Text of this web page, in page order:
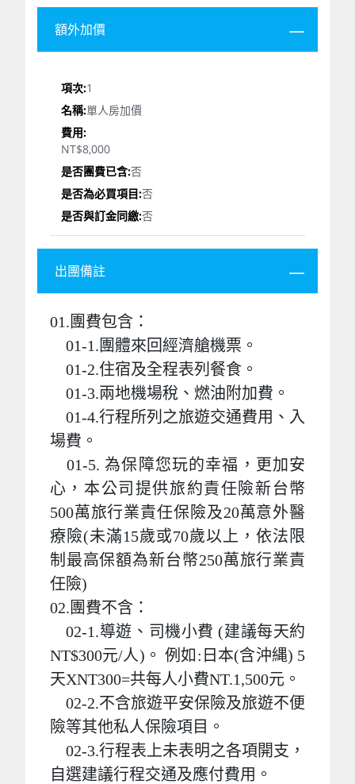
額外加價
1
單人房加價
NT$8,000
否
否
否
出團備註
01.團費包含：
01-1.團體來回經濟艙機票。
01-2.住宿及全程表列餐食。
01-3.兩地機場稅、燃油附加費。
01-4.行程所列之旅遊交通費用、入
場費。
01-5. 為保障您玩的幸福，更加安
心，本公司提供旅約責任險新台幣
500萬旅行業責任保險及20萬意外醫
療險(未滿15歲或70歲以上，依法限
制最高保額為新台幣250萬旅行業責
任險)
02.團費不含：
02-1.導遊、司機小費 (建議每天約
NT$300元/人)。 例如:日本(含沖縄) 5
天XNT300=共每人小費NT.1,500元。
02-2.不含旅遊平安保險及旅遊不便
險等其他私人保險項目。
02-3.行程表上未表明之各項開支，
自選建議行程交通及應付費用。